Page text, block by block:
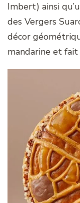
Imbert) ainsi
des Vergers
décor
mandarine et